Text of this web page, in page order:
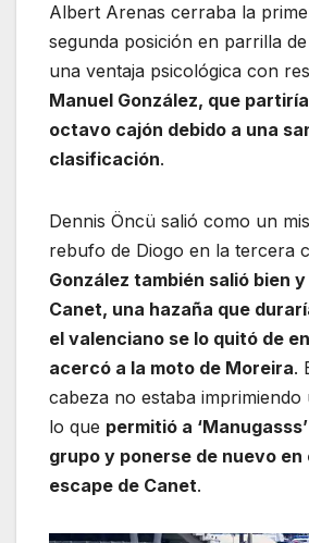
Albert Arenas cerraba la
segunda posición en parrilla
una ventaja psicológica con
Manuel González, que
octavo cajón debido a una
clasificación.
Dennis Öncü salió como un
rebufo de Diogo en la tercera
González también salió bien
Canet, una hazaña que
el valenciano se lo quitó de
acercó a la moto de Moreira.
cabeza no estaba
lo que permitió a
grupo y ponerse de nuevo en
escape de Canet.